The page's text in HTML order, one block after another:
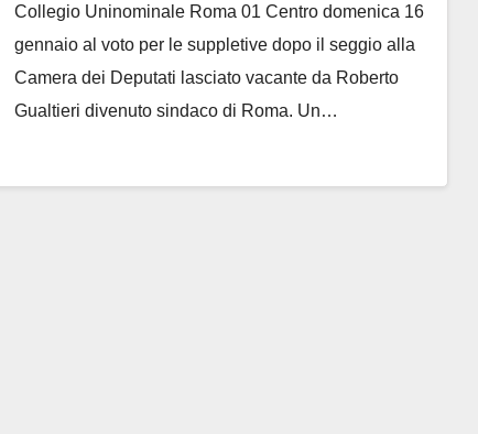
Collegio Uninominale Roma 01 Centro domenica 16
gennaio al voto per le suppletive dopo il seggio alla
Camera dei Deputati lasciato vacante da Roberto
Gualtieri divenuto sindaco di Roma. Un…